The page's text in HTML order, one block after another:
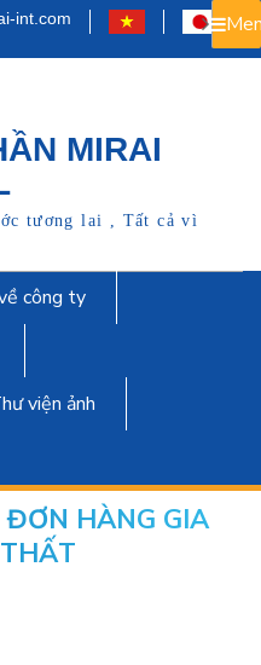
int.com
MIRAI
tương lai , Tất cả vì
công ty
viện ảnh
ĐƠN HÀNG GIA